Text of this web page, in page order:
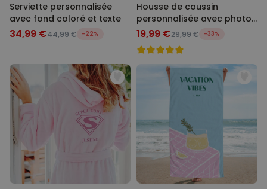
Serviette personnalisée
avec fond coloré et texte
34,99 €44,99 € -22%
Housse de coussin
personnalisée avec photo
et texte
19,99 €29,99 € -33%